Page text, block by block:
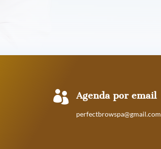
 Agenda por email
perfectbrowspa@gmail.com